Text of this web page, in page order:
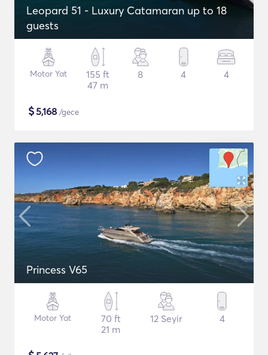
Leopard 51 - Luxury Catamaran up to 18
guests
Motor Yat
155 ft
47 m
8 4 4
$5,168 /gece
Princess V65
Motor Yat
70 ft
21 m
12 Seyir 4